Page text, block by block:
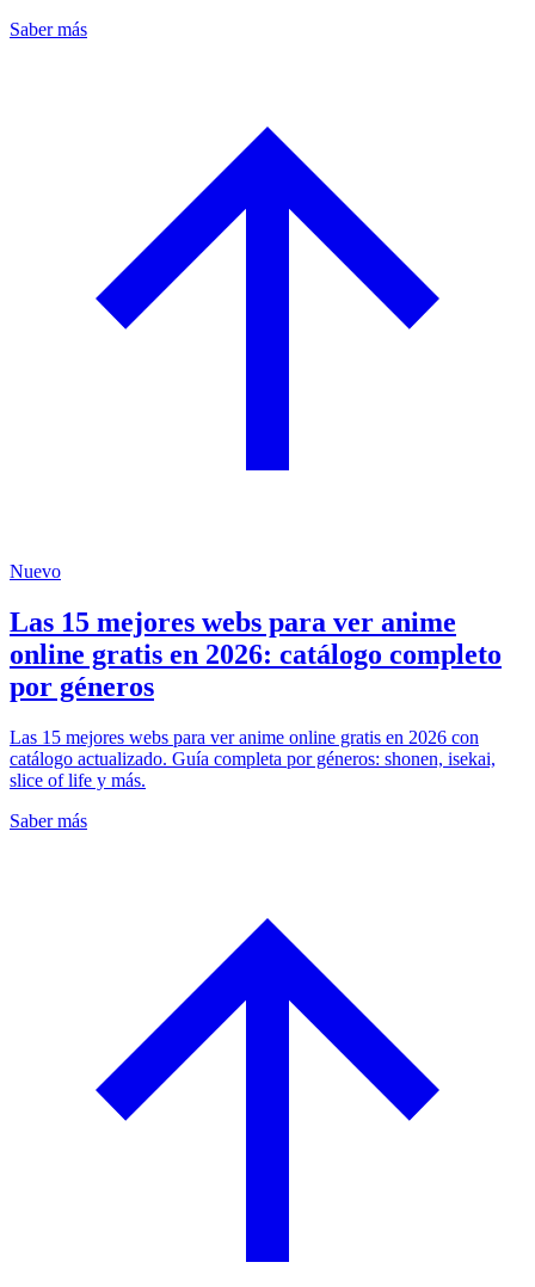
Saber más
Nuevo
Las 15 mejores webs para ver anime
online gratis en 2026: catálogo completo
por géneros
Las 15 mejores webs para ver anime online gratis en 2026 con
catálogo actualizado. Guía completa por géneros: shonen, isekai,
slice of life y más.
Saber más